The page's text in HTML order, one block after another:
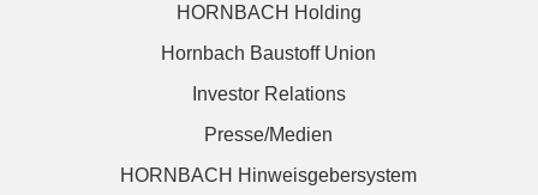
HORNBACH Holding
Hornbach Baustoff Union
Investor Relations
Presse/Medien
HORNBACH Hinweisgebersystem